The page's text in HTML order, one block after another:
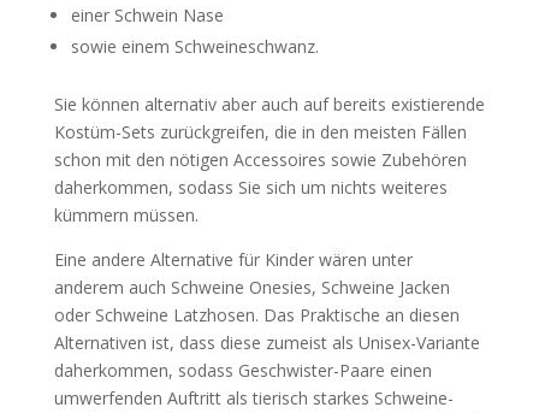
einer Schwein Nase
sowie einem Schweineschwanz.
Sie können alternativ aber auch auf bereits existierende
Kostüm-Sets zurückgreifen, die in den meisten Fällen
schon mit den nötigen Accessoires sowie Zubehören
daherkommen, sodass Sie sich um nichts weiteres
kümmern müssen.
Eine andere Alternative für Kinder wären unter
anderem auch Schweine Onesies, Schweine Jacken
oder Schweine Latzhosen. Das Praktische an diesen
Alternativen ist, dass diese zumeist als Unisex-Variante
daherkommen, sodass Geschwister-Paare einen
umwerfenden Auftritt als tierisch starkes Schweine-